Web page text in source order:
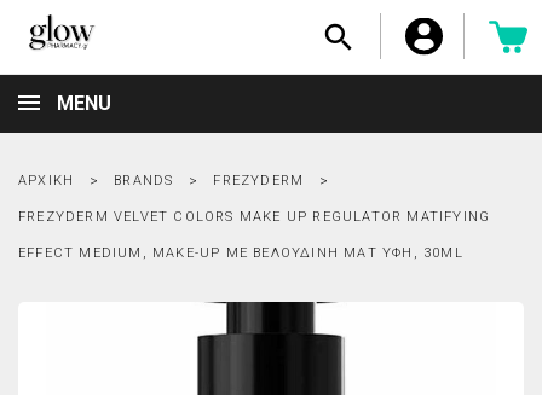

MENU
ΑΡΧΙΚΉ BRANDS FREZYDERM
FREZYDERM VELVET COLORS MAKE UP REGULATOR MATIFYING
EFFECT MEDIUM, MAKE-UP ΜΕ ΒΕΛΟΎΔΙΝΗ ΜΑΤ ΥΦΉ, 30ML